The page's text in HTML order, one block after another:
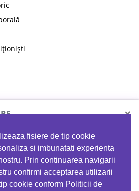
fisiere de tip cookie
si imbunatati experienta
Prin continuarea navigarii
confirmi acceptarea utilizarii
cookie conform Politicii de
×
orice comandă folosind codul